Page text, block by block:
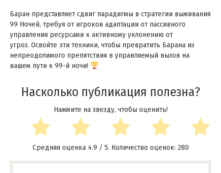
Баран представляет сдвиг парадигмы в стратегии выживания
99 Ночей, требуя от игроков адаптации от пассивного
управления ресурсами к активному уклонению от
угроз. Освойте эти техники, чтобы превратить Барана из
непреодолимого препятствия в управляемый вызов на
вашем пути к 99-й ночи!
Насколько публикация полезна?
Нажмите на звезду, чтобы оценить!
Средняя оценка 4.9 / 5. Количество оценок: 280